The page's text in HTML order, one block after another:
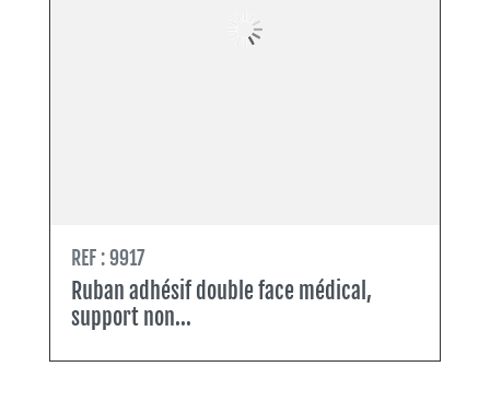
REF : 9917
Ruban adhésif double face médical,
support non...